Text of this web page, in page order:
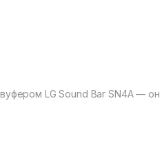
LG Sound Bar SN4A — он